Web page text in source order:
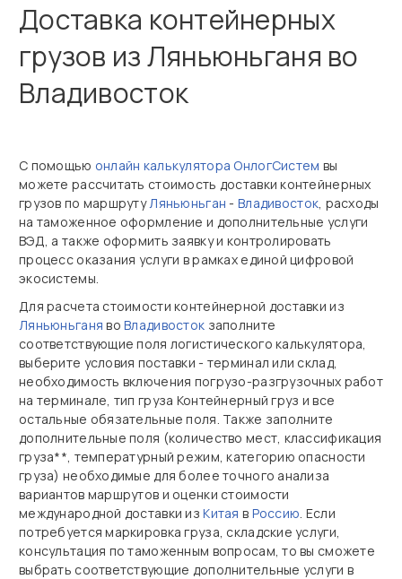
Доставка контейнерных
грузов из Ляньюньганя во
Владивосток
С помощью онлайн калькулятора ОнлогСистем вы
можете рассчитать стоимость доставки контейнерных
грузов по маршрутуЛяньюньган - Владивосток, расходы
на таможенное оформление и дополнительные услуги
ВЭД, а также оформить заявку и контролировать
процесс оказания услуги в рамках единой цифровой
экосистемы.
Для расчета стоимости контейнерной доставки из
Ляньюньганя воВладивосток заполните
соответствующие поля логистического калькулятора,
выберите условия поставки - терминал или склад,
необходимость включения погрузо-разгрузочных работ
на терминале, тип груза Контейнерный груз и все
остальные обязательные поля. Также заполните
дополнительные поля (количество мест, классификация
груза**, температурный режим, категорию опасности
груза) необходимые для более точного анализа
вариантов маршрутов и оценки стоимости
международной доставки изКитая в Россию. Если
потребуется маркировка груза, складские услуги,
консультация по таможенным вопросам, то вы сможете
выбрать соответствующие дополнительные услуги в